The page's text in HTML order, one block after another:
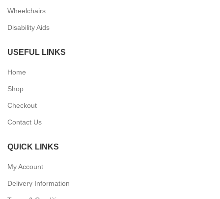
Wheelchairs
Disability Aids
USEFUL LINKS
Home
Shop
Checkout
Contact Us
QUICK LINKS
My Account
Delivery Information